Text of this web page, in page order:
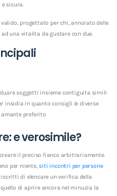
sicura.
progettato per chi, annoiato delle
una vitalita da gustare con due.
soggetti insieme contiguita simili
insidia in quanto consigli le diverse
preferito
e verosimile?
il preciso fianco arbitrariamente.
per niente,siti incontri per persone
di elencare un verifica della
di aprire ancora nel minuzia la